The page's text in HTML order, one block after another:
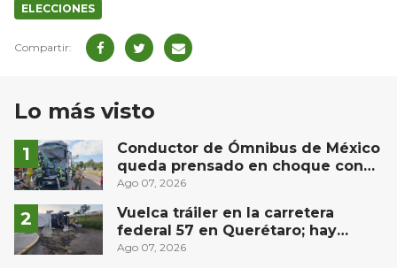
ELECCIONES
Lo más visto
Conductor de Ómnibus de México
queda prensado en choque con
materialista en San Juan del Río
Ago 07, 2026
Vuelca tráiler en la carretera
federal 57 en Querétaro; hay
derrame de combustible
Ago 07, 2026